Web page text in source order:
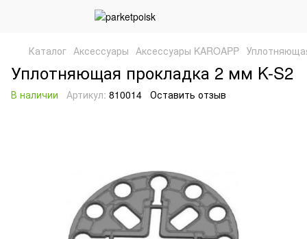
Каталог Аксессуары Аксессуары KAROAPP
Уплотняющая прокладка 2 мм K-S2
В наличии Артикул: 810014 Оставить отзыв